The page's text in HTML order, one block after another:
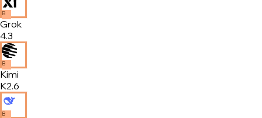
B
Grok
4.3
B
Kimi
K2.6
B